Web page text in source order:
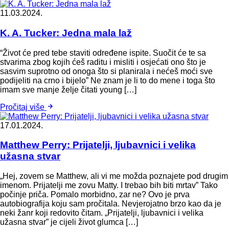
11.03.2024.
K. A. Tucker: Jedna mala laž
“Život će pred tebe staviti određene ispite. Suočit će te sa
stvarima zbog kojih ćeš raditu i misliti i osjećati ono što je
sasvim suprotno od onoga što si planirala i nećeš moći sve
podijeliti na crno i bijelo” Ne znam je li to do mene i toga što
imam sve manje želje čitati young […]
Pročitaj više
17.01.2024.
Matthew Perry: Prijatelji, ljubavnici i velika
užasna stvar
„Hej, zovem se Matthew, ali vi me možda poznajete pod drugim
imenom. Prijatelji me zovu Matty. I trebao bih biti mrtav” Tako
počinje priča. Pomalo morbidno, zar ne? Ovo je prva
autobiografija koju sam pročitala. Nevjerojatno brzo kao da je
neki žanr koji redovito čitam. „Prijatelji, ljubavnici i velika
užasna stvar” je cijeli život glumca […]